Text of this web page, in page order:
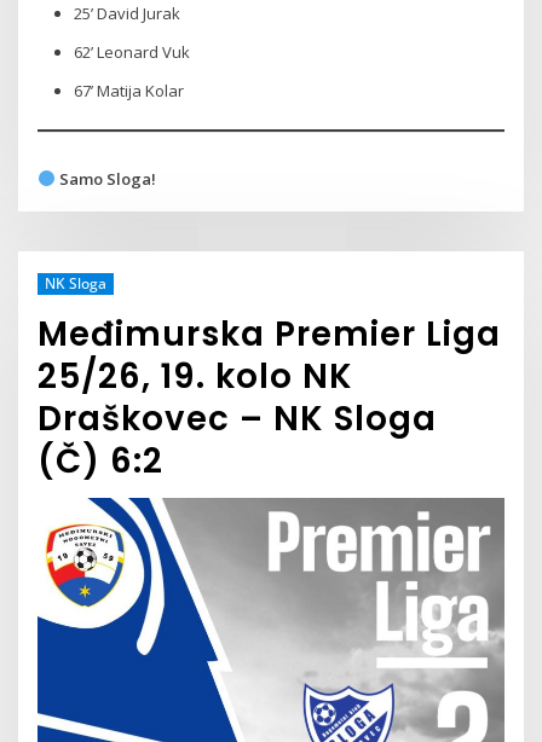
25’ David Jurak
62’ Leonard Vuk
67’ Matija Kolar
Samo Sloga!
NK Sloga
Međimurska Premier Liga
25/26, 19. kolo NK
Draškovec – NK Sloga
(Č) 6:2